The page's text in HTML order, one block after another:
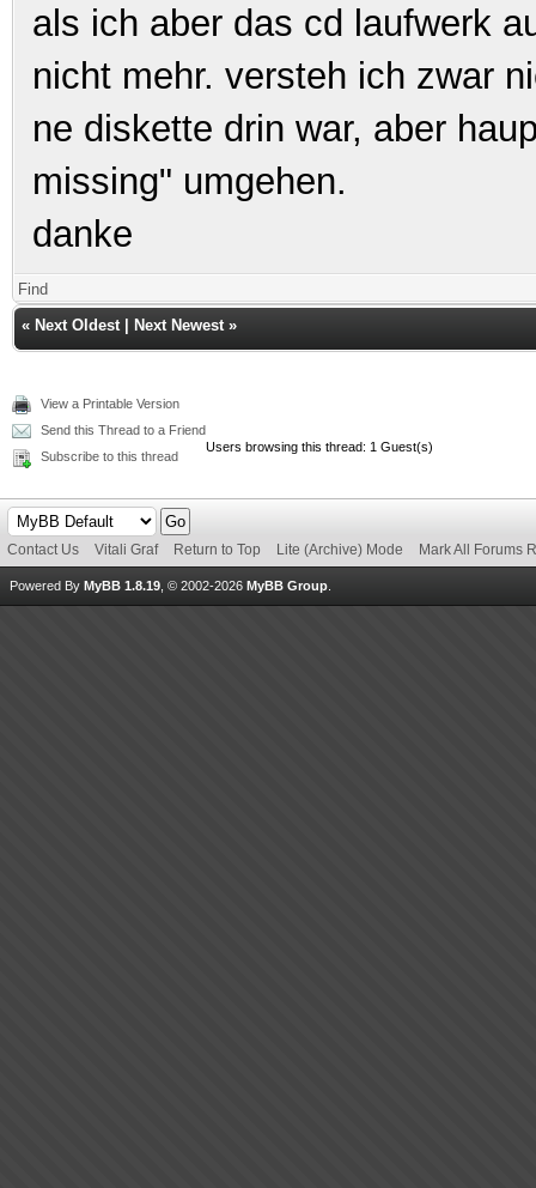
als ich aber das cd laufwerk
nicht mehr. versteh ich zwar
ne diskette drin war, aber
missing" umgehen.
danke
Find
« Next Oldest Next Newest »
View a Printable Version
Send this Thread to a Friend
Subscribe to this thread
Users browsing this thread: 1 Guest(s)
Contact Us Vitali Graf Return to Top Lite (Archive) Mode Mark All Forums
Powered By MyBB 1.8.19 , © 2002-2026 MyBB Group